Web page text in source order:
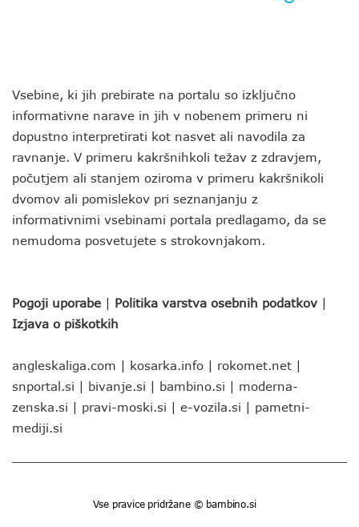
Vsebine, ki jih prebirate na portalu so izključno
informativne narave in jih v nobenem primeru ni
dopustno interpretirati kot nasvet ali navodila za
ravnanje. V primeru kakršnihkoli težav z zdravjem,
počutjem ali stanjem oziroma v primeru kakršnikoli
dvomov ali pomislekov pri seznanjanju z
informativnimi vsebinami portala predlagamo, da se
nemudoma posvetujete s strokovnjakom.
Pogoji uporabe | Politika varstva osebnih podatkov |
Izjava o piškotkih
angleskaliga.com | kosarka.info | rokomet.net |
snportal.si | bivanje.si | bambino.si | moderna-
zenska.si | pravi-moski.si | e-vozila.si | pametni-
mediji.si
Vse pravice pridržane © bambino.si